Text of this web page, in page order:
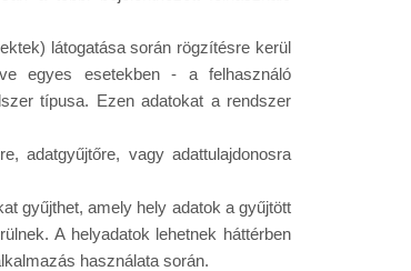
látogatása során rögzítésre kerül
egyes esetekben - a felhasználó
típusa. Ezen adatokat a rendszer
adatgyűjtőre, vagy adattulajdonosra
gyűjthet, amely hely adatok a gyűjtött
A helyadatok lehetnek háttérben
használata során.